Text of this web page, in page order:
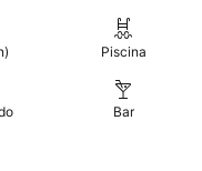
Piscina
Bar